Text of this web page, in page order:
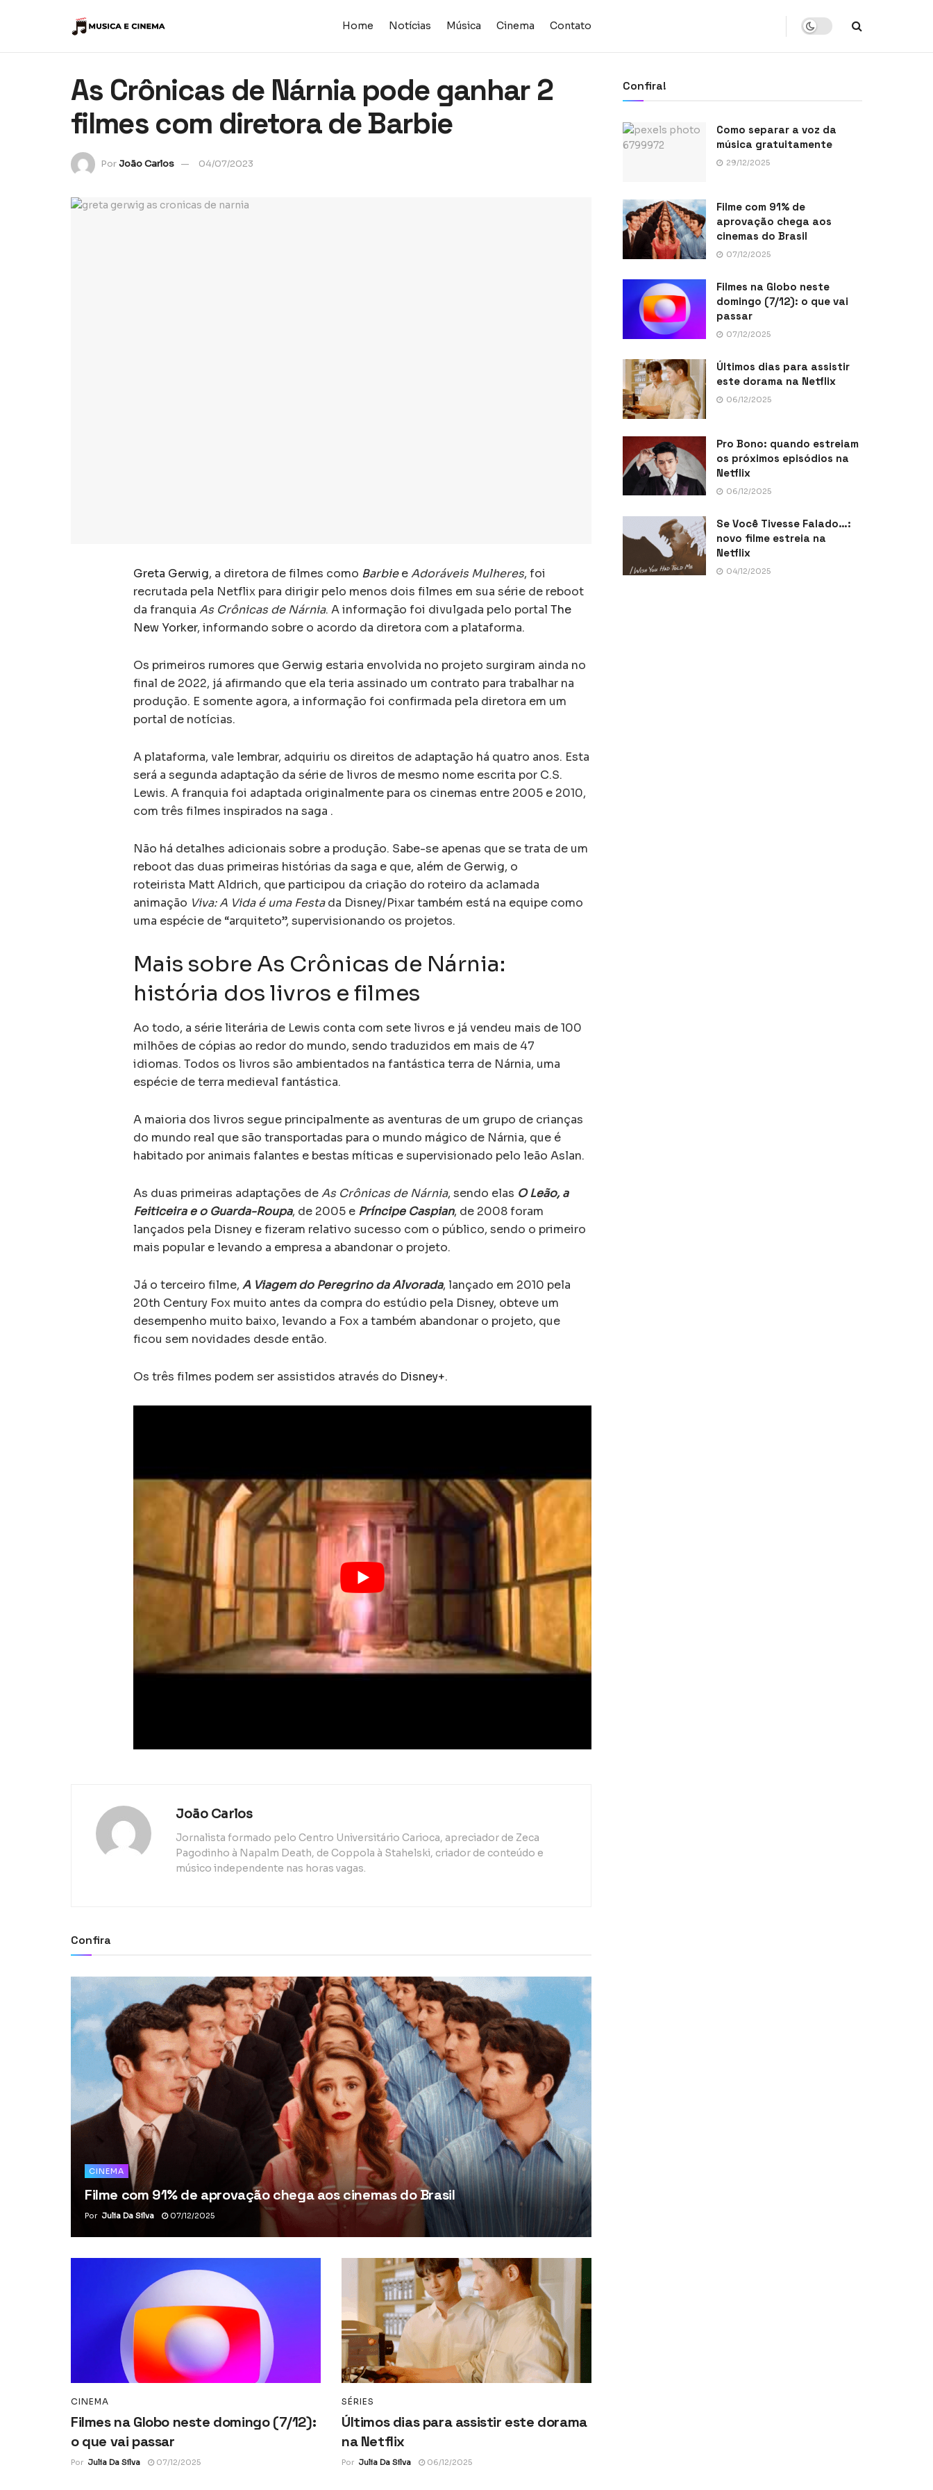
Home Notícias Música Cinema Contato
As Crônicas de Nárnia pode ganhar 2
filmes com diretora de Barbie
PorJoão Carlos 04/07/2023
Greta Gerwig, a diretora de filmes como BarbieeAdoráveis Mulheres, foi
recrutada pela Netflix para dirigir pelo menos dois filmes em sua série de reboot
da franquia As Crônicas de Nárnia. A informação foi divulgada pelo portal The
New Yorker, informando sobre o acordo da diretora com a plataforma.
Os primeiros rumores que Gerwig estaria envolvida no projeto surgiram ainda no
final de 2022, já afirmando que ela teria assinado um contrato para trabalhar na
produção. E somente agora, a informação foi confirmada pela diretora em um
portal de notícias.
A plataforma, vale lembrar, adquiriu os direitos de adaptação há quatro anos. Esta
será a segunda adaptação da série de livros de mesmo nome escrita por C.S.
Lewis. A franquia foi adaptada originalmente para os cinemas entre 2005 e 2010,
com três filmes inspirados na saga .
Não há detalhes adicionais sobre a produção. Sabe-se apenas que se trata de um
reboot das duas primeiras histórias da saga e que, além de Gerwig, o
roteirista Matt Aldrich, que participou da criação do roteiro da aclamada
animação Viva: A Vida é uma Festada Disney/Pixar também está na equipe como
uma espécie de “arquiteto”, supervisionando os projetos.
Mais sobre As Crônicas de Nárnia:
história dos livros e filmes
Ao todo, a série literária de Lewis conta com sete livros e já vendeu mais de 100
milhões de cópias ao redor do mundo, sendo traduzidos em mais de 47
idiomas. Todos os livros são ambientados na fantástica terra de Nárnia, uma
espécie de terra medieval fantástica.
A maioria dos livros segue principalmente as aventuras de um grupo de crianças
do mundo real que são transportadas para o mundo mágico de Nárnia, que é
habitado por animais falantes e bestas míticas e supervisionado pelo leão Aslan.
As duas primeiras adaptações deAs Crônicas de Nárnia, sendo elas O Leão, a
Feiticeira e o Guarda-Roupa, de 2005 e Príncipe Caspian, de 2008 foram
lançados pela Disney e fizeram relativo sucesso com o público, sendo o primeiro
mais popular e levando a empresa a abandonar o projeto.
Já o terceiro filme, A Viagem do Peregrino da Alvorada, lançado em 2010 pela
20th Century Fox muito antes da compra do estúdio pela Disney, obteve um
desempenho muito baixo, levando a Fox a também abandonar o projeto, que
ficou sem novidades desde então.
Os três filmes podem ser assistidos através do Disney+.
João Carlos
Jornalista formado pelo Centro Universitário Carioca, apreciador de Zeca
Pagodinho à Napalm Death, de Coppola à Stahelski, criador de conteúdo e
músico independente nas horas vagas.
Confira
CINEMA
Filme com 91% de aprovação chega aos cinemas do Brasil
Por Julia Da Silva 07/12/2025
CINEMA
Filmes na Globo neste domingo (7/12):
o que vai passar
Por Julia Da Silva 07/12/2025
SÉRIES
Últimos dias para assistir este dorama
na Netflix
Por Julia Da Silva 06/12/2025
Confira!
Como separar a voz da
música gratuitamente
29/12/2025
Filme com 91% de
aprovação chega aos
cinemas do Brasil
07/12/2025
Filmes na Globo neste
domingo (7/12): o que vai
passar
07/12/2025
Últimos dias para assistir
este dorama na Netflix
06/12/2025
Pro Bono: quando estreiam
os próximos episódios na
Netflix
06/12/2025
Se Você Tivesse Falado…:
novo filme estreia na
Netflix
04/12/2025